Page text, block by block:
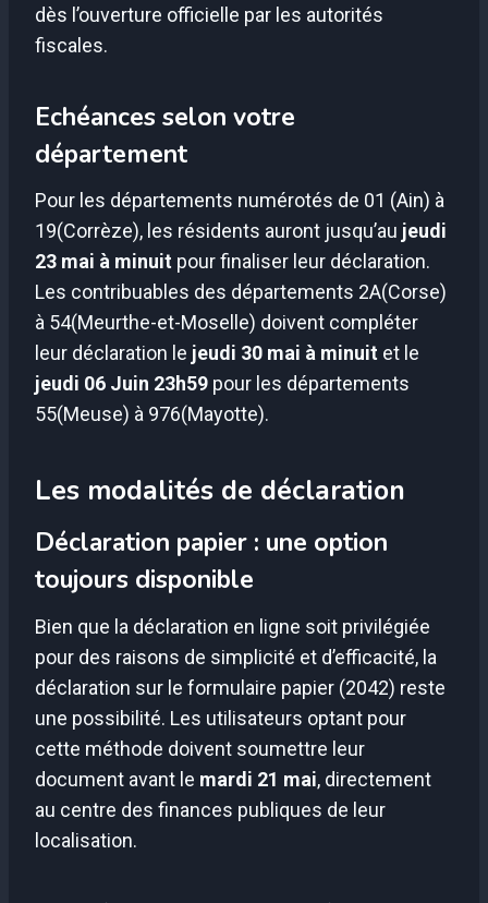
dès l’ouverture officielle par les autorités
fiscales.
Echéances selon votre
département
Pour les départements numérotés de 01 (Ain) à
19(Corrèze), les résidents auront jusqu’au jeudi
23 mai à minuit pour finaliser leur déclaration.
Les contribuables des départements 2A(Corse)
à 54(Meurthe-et-Moselle) doivent compléter
leur déclaration le jeudi 30 mai à minuit et le
jeudi 06 Juin 23h59 pour les départements
55(Meuse) à 976(Mayotte).
Les modalités de déclaration
Déclaration papier : une option
toujours disponible
Bien que la déclaration en ligne soit privilégiée
pour des raisons de simplicité et d’efficacité, la
déclaration sur le formulaire papier (2042) reste
une possibilité. Les utilisateurs optant pour
cette méthode doivent soumettre leur
document avant le mardi 21 mai, directement
au centre des finances publiques de leur
localisation.